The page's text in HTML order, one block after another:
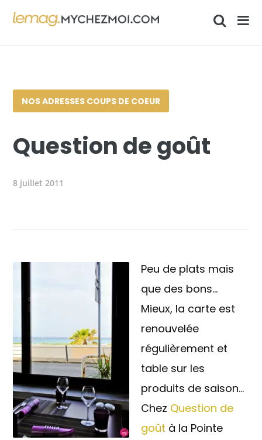
NOS ADRESSES COUPS DE COEUR
Question de goût
8 juillet 2011
Peu de plats mais
que des bons…
Mieux, la carte est
renouvelée
régulièrement et
table sur les
produits de saison…
Chez Question de
goût à la Pointe